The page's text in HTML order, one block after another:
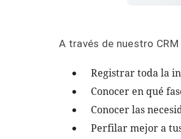
A través de nuestro
Registrar toda la
Conocer en qué
Conocer las
Perfilar mejor a